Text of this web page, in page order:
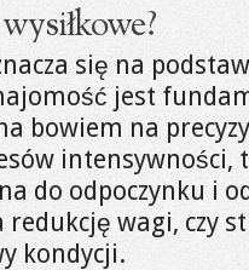
się na
jest
bowiem na
do odpoczynku i
redukcję wagi, czy
kondycji.